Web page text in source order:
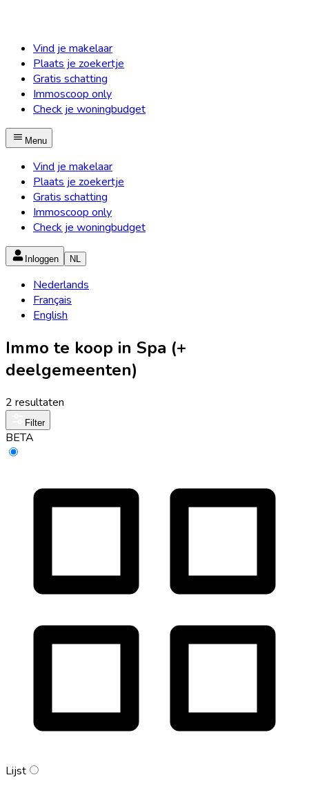
Vind je makelaar
Plaats je zoekertje
Gratis schatting
Immoscoop only
Check je woningbudget
Menu
Vind je makelaar
Plaats je zoekertje
Gratis schatting
Immoscoop only
Check je woningbudget
Inloggen NL
Nederlands
Français
English
Immo te koop in Spa (+
deelgemeenten)
2 resultaten
Filter
BETA
Lijst